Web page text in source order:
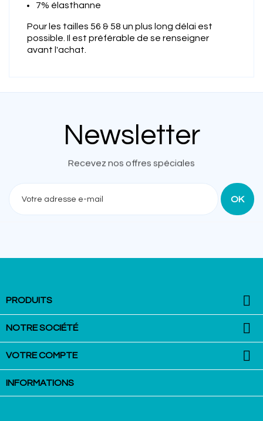
7% élasthanne
Pour les tailles 56 & 58 un plus long délai est
possible. Il est préférable de se renseigner
avant l'achat.
Newsletter
Recevez nos offres spéciales
PRODUITS 
NOTRE SOCIÉTÉ 
VOTRE COMPTE 
INFORMATIONS